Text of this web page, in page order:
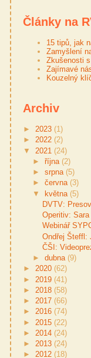
Články na
15 tipů, jak
Zamyšlení
Zkušenosti
Zajímavé
Kouzelný
Archiv
►2023 (1)
►2022 (2)
▼ 2021 (24)
► října (2)
► srpna (5)
► června (3)
▼ května (5)
DVTV:
Operitiv:
Webinář
Ondřej Šteffl:
ČŠI:
► dubna (9)
►2020 (62)
► 2019 (41)
► 2018 (58)
►2017 (66)
►2016 (74)
► 2015 (22)
► 2014 (24)
►2013 (24)
►2012 (18)